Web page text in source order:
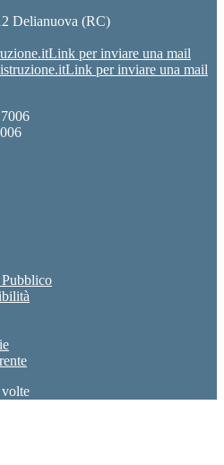
Delianuova (RC)
Link per inviare una mail
Link per inviare una mail
volte